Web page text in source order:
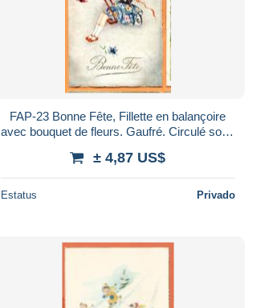
FAP-23 Bonne Fête, Fillette en balançoire
avec bouquet de fleurs. Gaufré. Circulé sous
± 4,87 US$
Estatus Privado